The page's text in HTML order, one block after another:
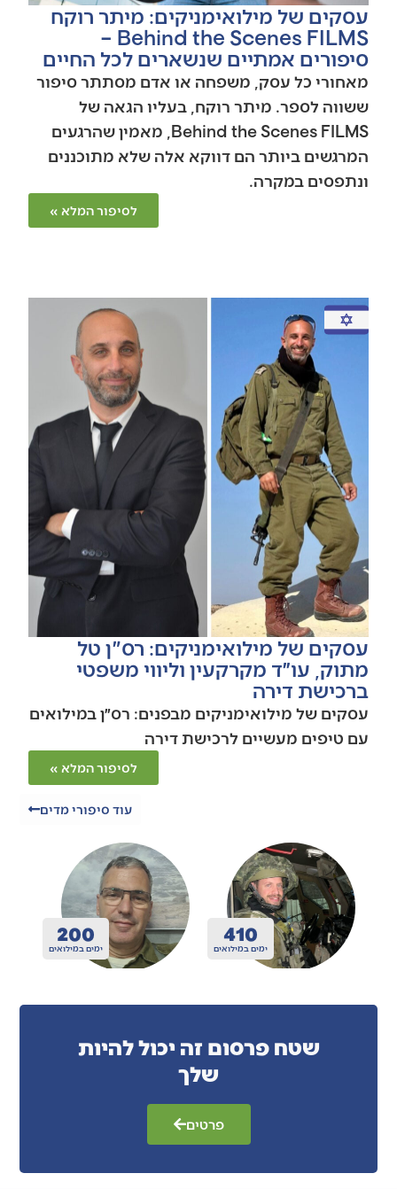
עסקים של מילואימניקים: מיתר רוקח
Behind the Scenes FILMS –
סיפורים אמתיים שנשארים לכל החיים
מאחורי כל עסק, משפחה או אדם מסתתר סיפור
ששווה לספר. מיתר רוקח, בעליו הגאה של
Behind the Scenes FILMS, מאמין שהרגעים
המרגשים ביותר הם דווקא אלה שלא מתוכננים
ונתפסים במקרה.
לסיפור המלא »
עסקים של מילואימניקים: רס"ן טל
מתוק, עו״ד מקרקעין וליווי משפטי
ברכישת דירה
עסקים של מילואימניקים מבפנים: רס״ן במילואים
עם טיפים מעשיים לרכישת דירה
לסיפור המלא »
עוד סיפורי מדים
ימים במילואים
410
ימים במילואים
200
שטח פרסום זה יכול להיות
שלך
פרטים